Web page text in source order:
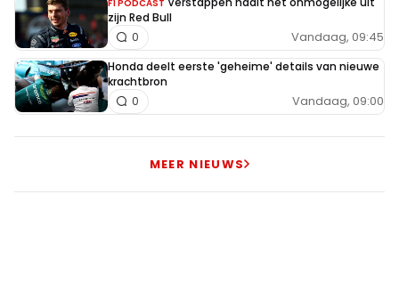
F1 PODCAST
zijn Red Bull
Vandaag, 09:45
0
Honda deelt eerste 'geheime' details van nieuwe
krachtbron
Vandaag, 09:00
0
MEER NIEUWS